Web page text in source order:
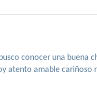
conocer una buena
atento amable